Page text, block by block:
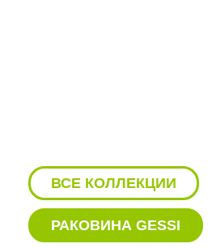
ВСЕ КОЛЛЕКЦИИ
РАКОВИНА GESSI